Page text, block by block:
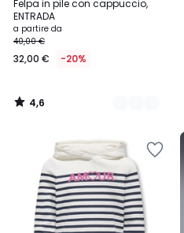
Felpa in pile con cappuccio,
ENTRADA
a partire da
40,00 €
32,00 € -20%
/ 5
Colori
4,6
/